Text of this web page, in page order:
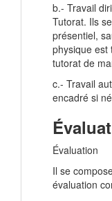
b.- Travail
Tutorat. Ils
présentiel,
physique est
tutorat de
c.- Travail
encadré si
Évaluation
Il se
évaluation